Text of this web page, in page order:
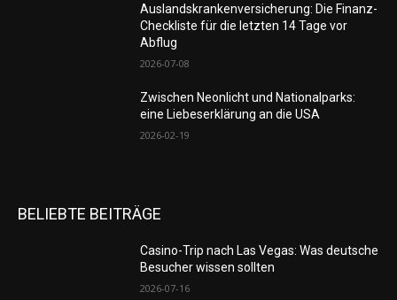
Auslandskrankenversicherung: Die Finanz-
Checkliste für die letzten 14 Tage vor
Abflug
2026-07-08
Zwischen Neonlicht und Nationalparks:
eine Liebeserklärung an die USA
2026-02-19
BELIEBTE BEITRÄGE
Casino-Trip nach Las Vegas: Was deutsche
Besucher wissen sollten
2026-07-16